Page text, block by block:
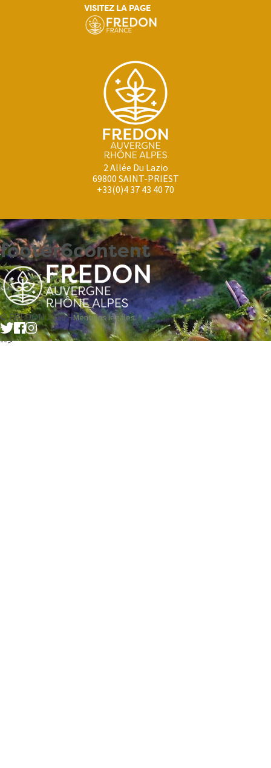
VISITEZ LA PAGE
2 Allée Du Lazio
69800 SAINT-PRIEST
+33(0)4 37 43 40 70
footer6content
© FREDON 2019 -Mentions légales
-->